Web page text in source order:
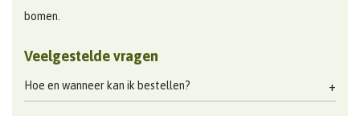
bomen.
Veelgestelde vragen
Hoe en wanneer kan ik bestellen?